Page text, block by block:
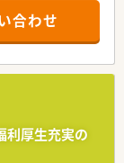
さんも多数活躍し
的に正社員とし
合わせ
利厚生充実の